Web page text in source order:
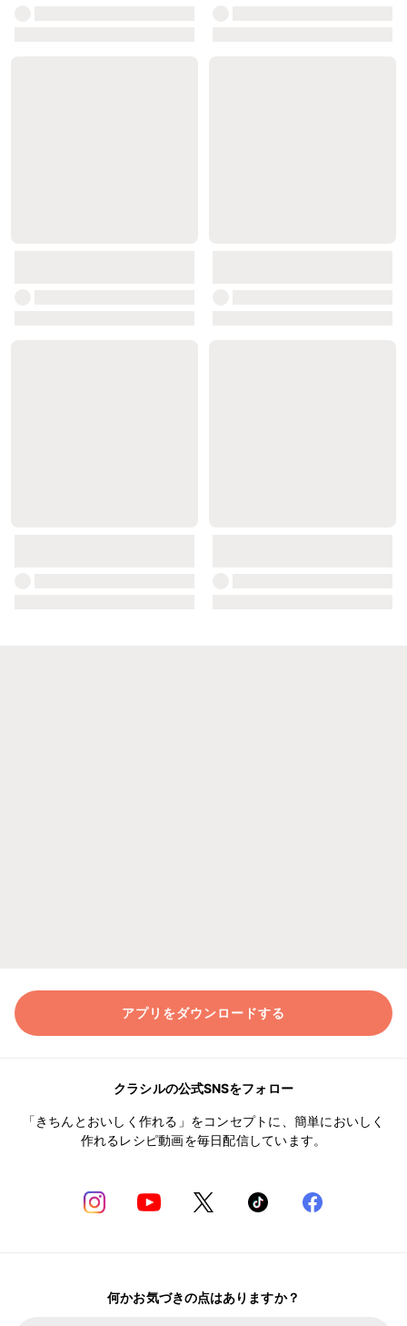
アプリをダウンロードする
クラシルの公式SNSをフォロー
「きちんとおいしく作れる」をコンセプトに、簡単においしく
作れるレシピ動画を毎日配信しています。
何かお気づきの点はありますか？